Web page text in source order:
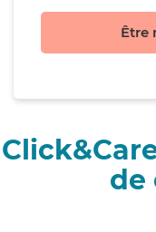
Être
de